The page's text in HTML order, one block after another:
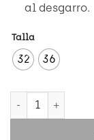
al desgarro.
Talla
32 36
360 SYZ PANT